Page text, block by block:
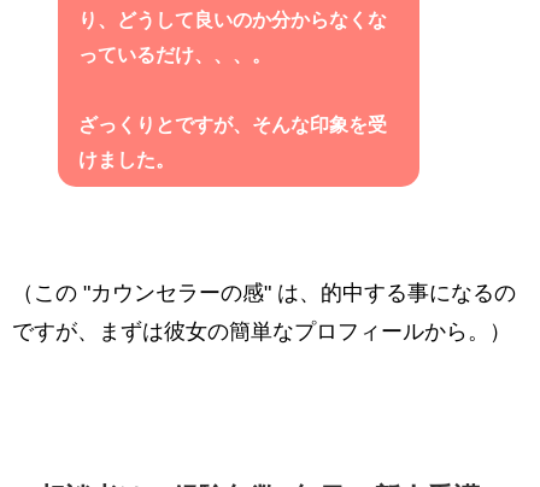
り、どうして良いのか分からなくな
っているだけ、、、。
ざっくりとですが、そんな印象を受
けました。
（この "カウンセラーの感" は、的中する事になるの
ですが、まずは彼女の簡単なプロフィールから。）